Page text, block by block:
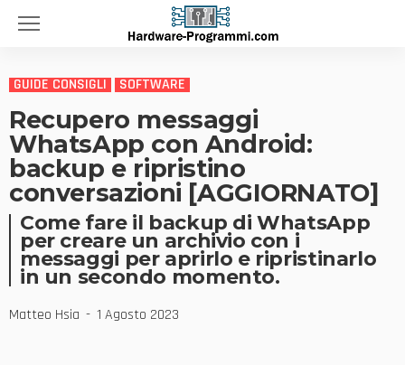
GUIDE CONSIGLI SOFTWARE
Recupero messaggi
WhatsApp con Android:
backup e ripristino
conversazioni [AGGIORNATO]
Come fare il backup di WhatsApp
per creare un archivio con i
messaggi per aprirlo e ripristinarlo
in un secondo momento.
Matteo Hsia 1 Agosto 2023